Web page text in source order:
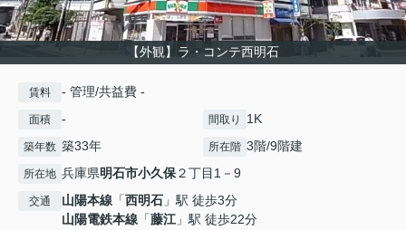
【外観】ラ・コンテ西明石
賃料 - 管理/共益費 -
面積 - 間取り 1K
築年数 築33年 所在階 3階/9階建
所在地 兵庫県明石市小久保２丁目1－9
交通 山陽本線 「西明石 」駅 徒歩3分
山陽電鉄本線 「藤江」駅 徒歩22分